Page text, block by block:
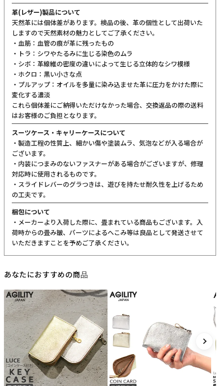
革(レザー)製品について
天然革には個体差があります。検品の後、革の個性として出荷いた
しますので天然素材の魅力としてご了承ください。
・血筋：血管の痕が革に残ったもの
・トラ：シワやたるみに生じる染色のムラ
・シボ：革線維の密度の違いによって生じる立体的なシワ模様
・ホクロ：黒い小さな点
・プルアップ：オイルを多量に染み込ませた革に圧力をかけた際に
変化する濃淡
これら個体差にご納得いただけなかった場合、交換返品の際の送料
はお客様のご負担となります。
スーツケース・キャリーケースについて
・製造工程の性質上、細かい傷や塗装ムラ、気泡などが入る場合が
ございます。
・内装につまみのないファスナーがある場合がございますが、修理
対応時に使用されるものです。
・スライドレバーのグラつきは、遊びを持たせ耐久性を上げるため
の工夫です。
梱包について
・メーカーより入荷した際に、畳まれている商品もございます。入
荷時からの畳み皺、パーツによるへこみ等は良品として発送させて
いただきますことを予めご了承ください。
あなたにおすすめの商品